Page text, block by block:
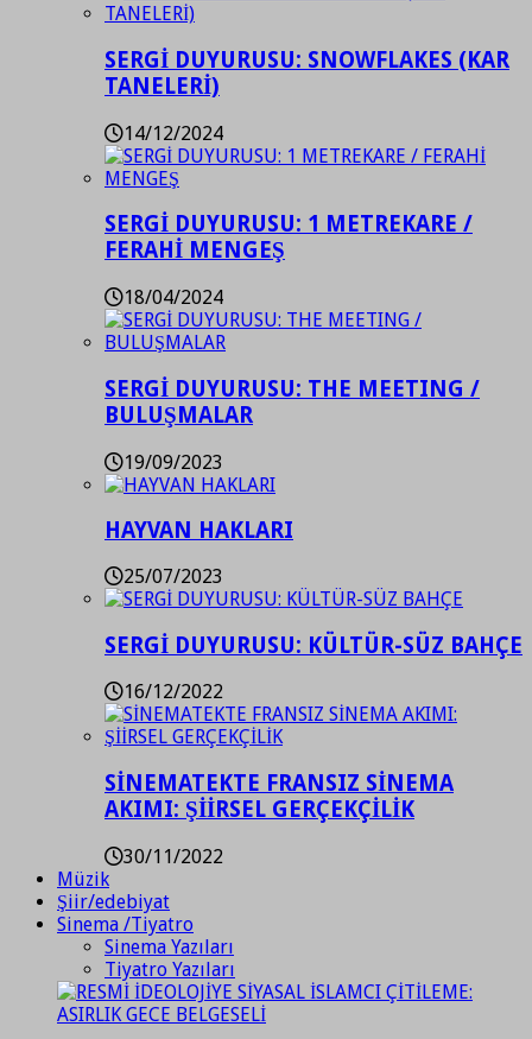
SERGİ DUYURUSU: SNOWFLAKES (KAR
TANELERİ)
14/12/2024
SERGİ DUYURUSU: 1 METREKARE /
FERAHİ MENGEŞ
18/04/2024
SERGİ DUYURUSU: THE MEETING /
BULUŞMALAR
19/09/2023
HAYVAN HAKLARI
25/07/2023
SERGİ DUYURUSU: KÜLTÜR-SÜZ BAHÇE
16/12/2022
SİNEMATEKTE FRANSIZ SİNEMA
AKIMI: ŞİİRSEL GERÇEKÇİLİK
30/11/2022
Müzik
Şiir/edebiyat
Sinema /Tiyatro
Sinema Yazıları
Tiyatro Yazıları